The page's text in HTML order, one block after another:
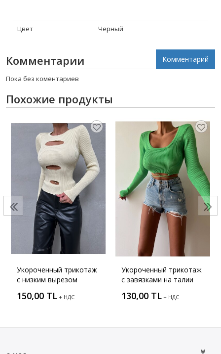
Цвет Черный
Комментарии Комментарий
Пока без коментариев
Похожие продукты
Укороченный трикотаж
с низким вырезом
150,00 TL + НДС
Укороченный трикотаж
с завязками на талии
130,00 TL + НДС